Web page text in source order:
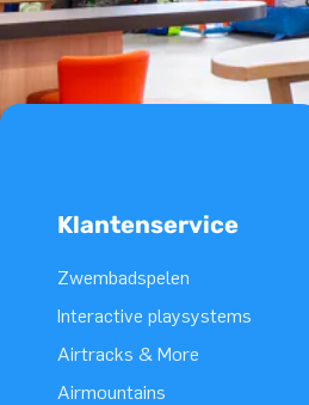
Klantenservice
Zwembadspelen
Interactive playsystems
Airtracks & More
Airmountains